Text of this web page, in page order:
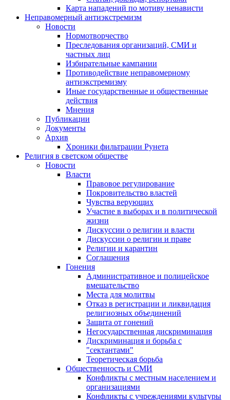
Карта нападений по мотиву ненависти
Неправомерный антиэкстремизм
Новости
Нормотворчество
Преследования организаций, СМИ и
частных лиц
Избирательные кампании
Противодействие неправомерному
антиэкстремизму
Иные государственные и общественные
действия
Мнения
Публикации
Документы
Архив
Хроники фильтрации Рунета
Религия в светском обществе
Новости
Власти
Правовое регулирование
Покровительство властей
Чувства верующих
Участие в выборах и в политической
жизни
Дискуссии о религии и власти
Дискуссии о религии и праве
Религии и карантин
Соглашения
Гонения
Административное и полицейское
вмешательство
Места для молитвы
Отказ в регистрации и ликвидация
религиозных объединений
Защита от гонений
Негосударственная дискриминация
Дискриминация и борьба с
"сектантами"
Теоретическая борьба
Общественность и СМИ
Конфликты с местным населением и
организациями
Конфликты с учреждениями культуры